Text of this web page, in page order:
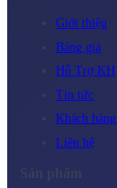
Giới thiệu
Bảng giá
Hỗ Trợ KH
Tin tức
Khách hàng
Liên hệ